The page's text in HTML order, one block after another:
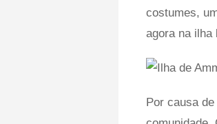
costumes,
agora na ilha
Por causa